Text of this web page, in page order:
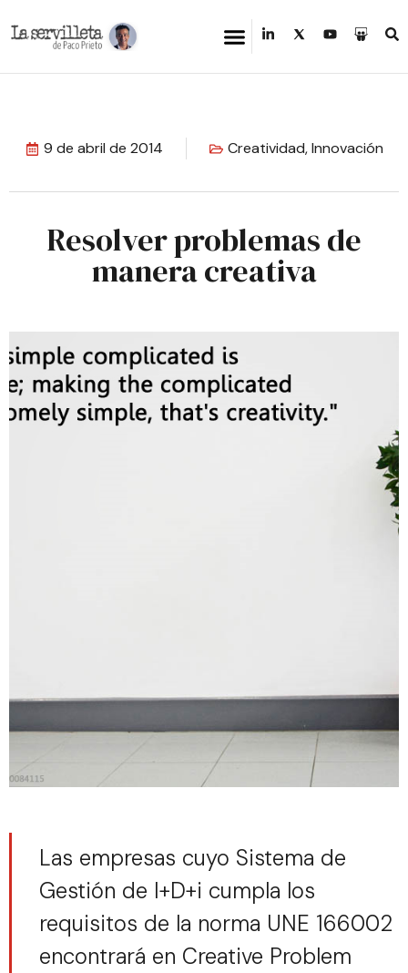
9 de abril de 2014 Creatividad,Innovación
Resolver problemas de
manera creativa
Las empresas cuyo Sistema de
Gestión de I+D+i cumpla los
requisitos de la norma UNE 166002
encontrará en Creative Problem